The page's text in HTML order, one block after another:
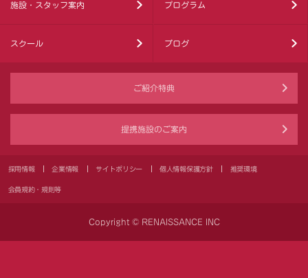
施設・スタッフ案内 プログラム
スクール ブログ
ご紹介特典
提携施設のご案内
採用情報 企業情報 サイトポリシー 個人情報保護方針 推奨環境
会員規約・規則等
Copyright © RENAISSANCE INC